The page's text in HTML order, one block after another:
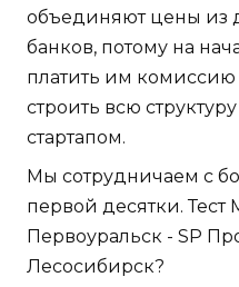
объединяют цены из
банков, потому на
платить им
строить всю
стартапом.
Мы сотрудничаем с
первой десятки. Тест
Первоуральск - SP
Лесосибирск?